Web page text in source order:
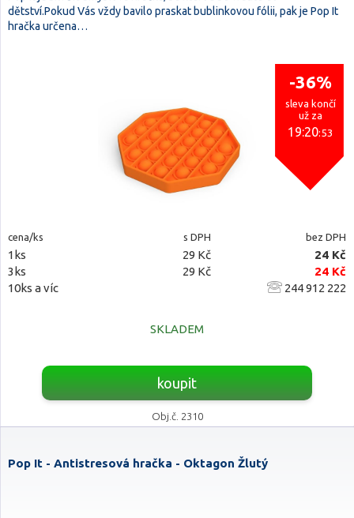
dětství.Pokud Vás vždy bavilo praskat bublinkovou fólii, pak je Pop It
hračka určena…
-36%
sleva končí
už za
19:20:52
cena/ks s DPH bez DPH
1ks 29 Kč
24 Kč
3ks
29 Kč
24 Kč
10ks a víc
244 912 222
SKLADEM
koupit
Obj.č. 2310
Pop It - Antistresová hračka - Oktagon Žlutý